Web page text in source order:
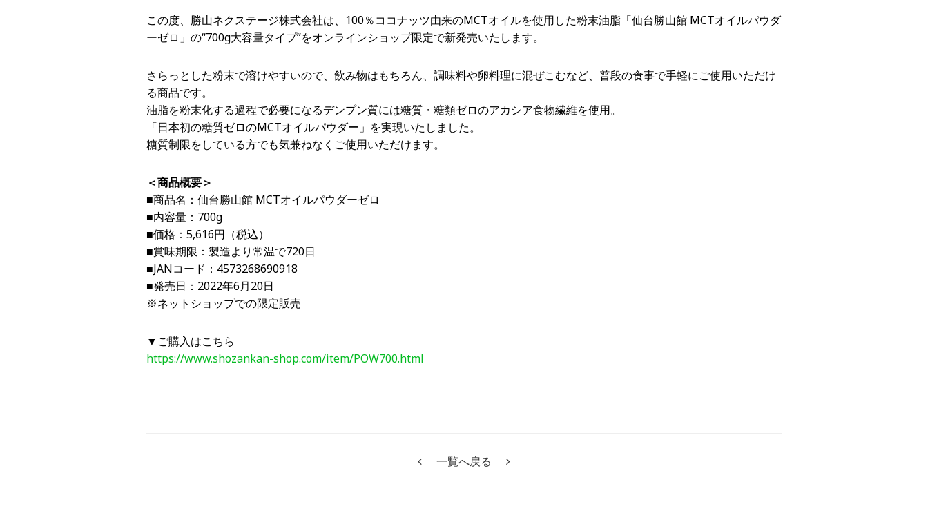
この度、勝山ネクステージ株式会社は、100％ココナッツ由来のMCTオイルを使用した粉末油脂「仙台勝山館 MCTオイルパウダ
ーゼロ」の“700g大容量タイプ”をオンラインショップ限定で新発売いたします。
さらっとした粉末で溶けやすいので、飲み物はもちろん、調味料や卵料理に混ぜこむなど、普段の食事で手軽にご使用いただけ
る商品です。
油脂を粉末化する過程で必要になるデンプン質には糖質・糖類ゼロのアカシア食物繊維を使用。
「日本初の糖質ゼロのMCTオイルパウダー」を実現いたしました。
糖質制限をしている方でも気兼ねなくご使用いただけます。
＜商品概要＞
■商品名：仙台勝山館 MCTオイルパウダーゼロ
■内容量：700g
■価格：5,616円（税込）
■賞味期限：製造より常温で720日
■JANコード：4573268690918
■発売日：2022年6月20日
※ネットショップでの限定販売
▼ご購入はこちら
https://www.shozankan-shop.com/item/POW700.html
一覧へ戻る